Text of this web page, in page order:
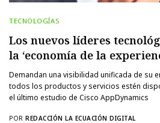
TECNOLOGÍAS
Los nuevos líderes
la ‘economía de la
Demandan una visibilidad unificada de su
todos los productos y servicios estén
el último estudio de Cisco AppDynamics
POR REDACCIÓN LA ECUACIÓN DIGITAL